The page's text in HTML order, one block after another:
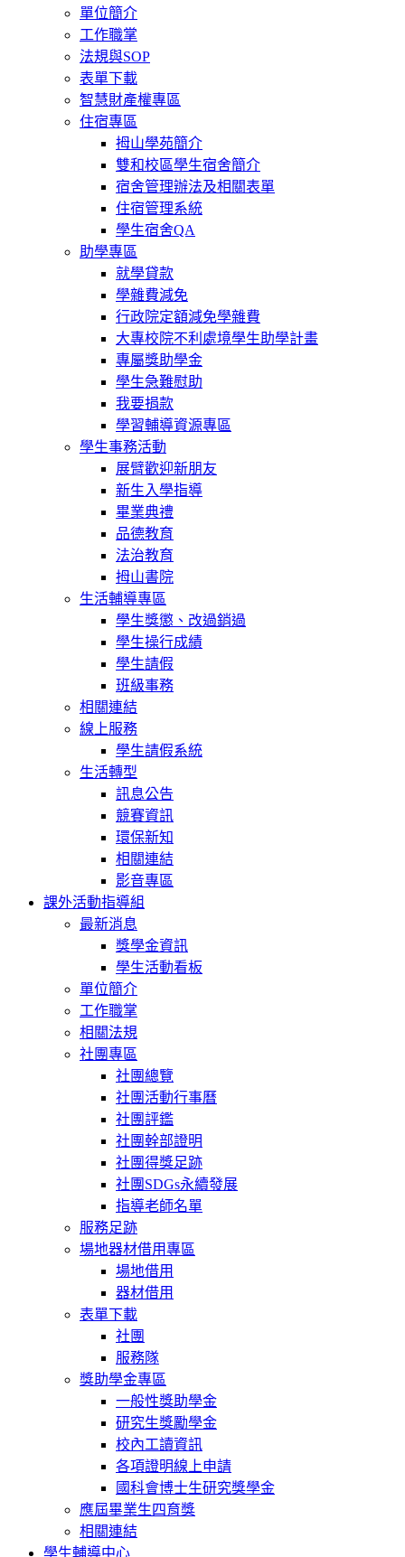
單位簡介
工作職掌
法規與SOP
表單下載
智慧財產權專區
住宿專區
拇山學苑簡介
雙和校區學生宿舍簡介
宿舍管理辦法及相關表單
住宿管理系統
學生宿舍QA
助學專區
就學貸款
學雜費減免
行政院定額減免學雜費
大專校院不利處境學生助學計畫
專屬獎助學金
學生急難慰助
我要捐款
學習輔導資源專區
學生事務活動
展臂歡迎新朋友
新生入學指導
畢業典禮
品德教育
法治教育
拇山書院
生活輔導專區
學生獎懲、改過銷過
學生操行成績
學生請假
班級事務
相關連結
線上服務
學生請假系統
生活轉型
訊息公告
競賽資訊
環保新知
相關連結
影音專區
課外活動指導組
最新消息
獎學金資訊
學生活動看板
單位簡介
工作職掌
相關法規
社團專區
社團總覽
社團活動行事曆
社團評鑑
社團幹部證明
社團得獎足跡
社團SDGs永續發展
指導老師名單
服務足跡
場地器材借用專區
場地借用
器材借用
表單下載
社團
服務隊
獎助學金專區
一般性獎助學金
研究生獎勵學金
校內工讀資訊
各項證明線上申請
國科會博士生研究獎學金
應屆畢業生四育獎
相關連結
學生輔導中心